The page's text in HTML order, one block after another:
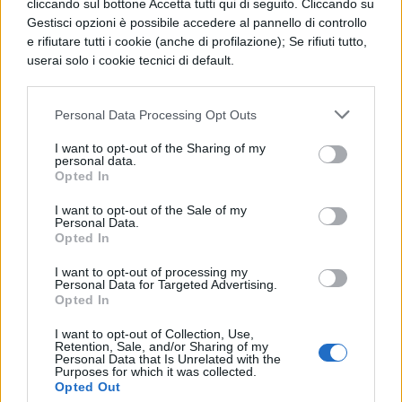
cliccando sul bottone Accetta tutti qui di seguito. Cliccando su
Gestisci opzioni è possibile accedere al pannello di controllo
e rifiutare tutti i cookie (anche di profilazione); Se rifiuti tutto,
userai solo i cookie tecnici di default.
Personal Data Processing Opt Outs
I want to opt-out of the Sharing of my
personal data.
Opted In
I want to opt-out of the Sale of my
Personal Data.
Opted In
I want to opt-out of processing my
Personal Data for Targeted Advertising.
Opted In
I want to opt-out of Collection, Use,
Retention, Sale, and/or Sharing of my
Personal Data that Is Unrelated with the
Purposes for which it was collected.
Opted Out
Sarah Paulson: dott.ssa Ellie Staple
Spencer Treat Clark: Joseph Dunn
Price
Luke Kirby: Pierce
dollari nel mondo, di cui 138 milioni di
dollari in patria
recensioni positive da parte della critica;
alcuni ne hanno elogiato la performance di